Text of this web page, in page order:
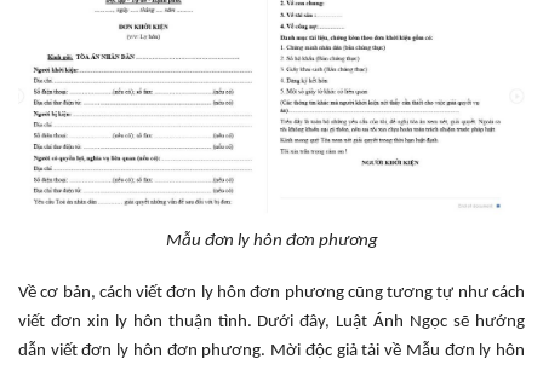
Mẫu đơn ly hôn đơn phương
Về cơ bản, cách viết đơn ly hôn đơn phương cũng tương tự như cách
viết đơn xin ly hôn thuận tình. Dưới đây, Luật Ánh Ngọc sẽ hướng
dẫn viết đơn ly hôn đơn phương. Mời độc giả tải về Mẫu đơn ly hôn